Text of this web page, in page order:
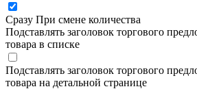
Сразу При смене количества
Подставлять заголовок торгового
товара в списке
Подставлять заголовок торгового
товара на детальной странице